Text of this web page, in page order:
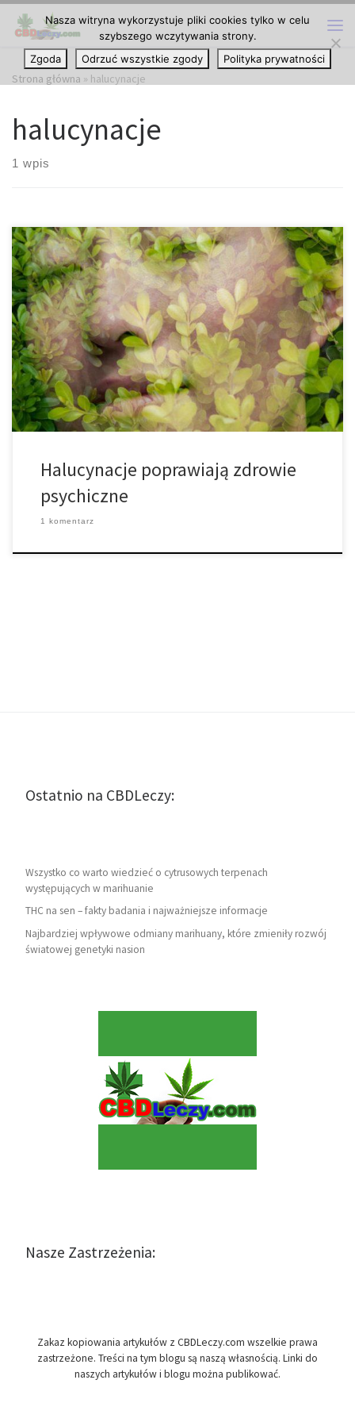
Przejdź do treści
Strona główna » halucynacje
halucynacje
1 wpis
Badania mówią, że halucynacje poprawiają zdrowie psychiczne i
obniżają ryzyko popełnienia samobójstwa. Po prawie 50 latach
błędnych informacji może być dość trudno przełamać głęboko
zakorzeniony strach przed pochłonięciem przez szaleństwo. Na
szczęście, żyjemy w bardziej oświeconym czasie, w którym proste
wyszukiwanie w Google i jawne dokumenty rządowe rzucają
światło na […]
Halucynacje poprawiają zdrowie
psychiczne
1 komentarz
Ostatnio na CBDLeczy:
Wszystko co warto wiedzieć o cytrusowych terpenach
występujących w marihuanie
THC na sen – fakty badania i najważniejsze informacje
Najbardziej wpływowe odmiany marihuany, które zmieniły rozwój
światowej genetyki nasion
Nasze Zastrzeżenia:
Zakaz kopiowania artykułów z CBDLeczy.com wszelkie prawa
zastrzeżone. Treści na tym blogu są naszą własnością. Linki do
naszych artykułów i blogu można publikować.
Nasza witryna wykorzystuje pliki cookies tylko w celu
szybszego wczytywania strony.
Zgoda
Odrzuć wszystkie zgody Polityka prywatności